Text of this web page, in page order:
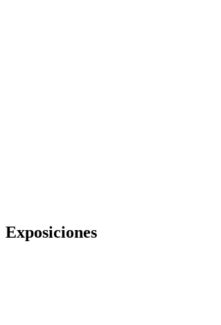
Exposiciones